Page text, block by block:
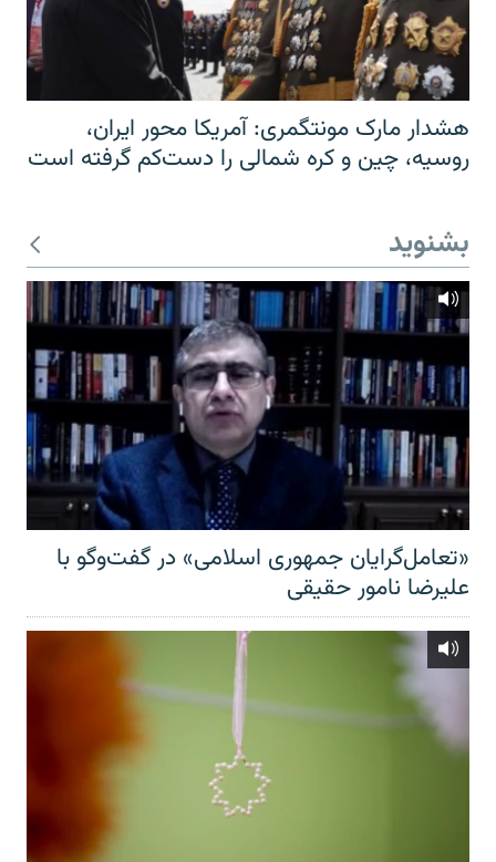
هشدار مارک مونتگمری: آمریکا محور ایران،
روسیه، چین و کره شمالی را دست‌کم گرفته است
بشنوید
«تعامل‌گرایان جمهوری اسلامی» در گفت‌وگو با
علیرضا نامور حقیقی